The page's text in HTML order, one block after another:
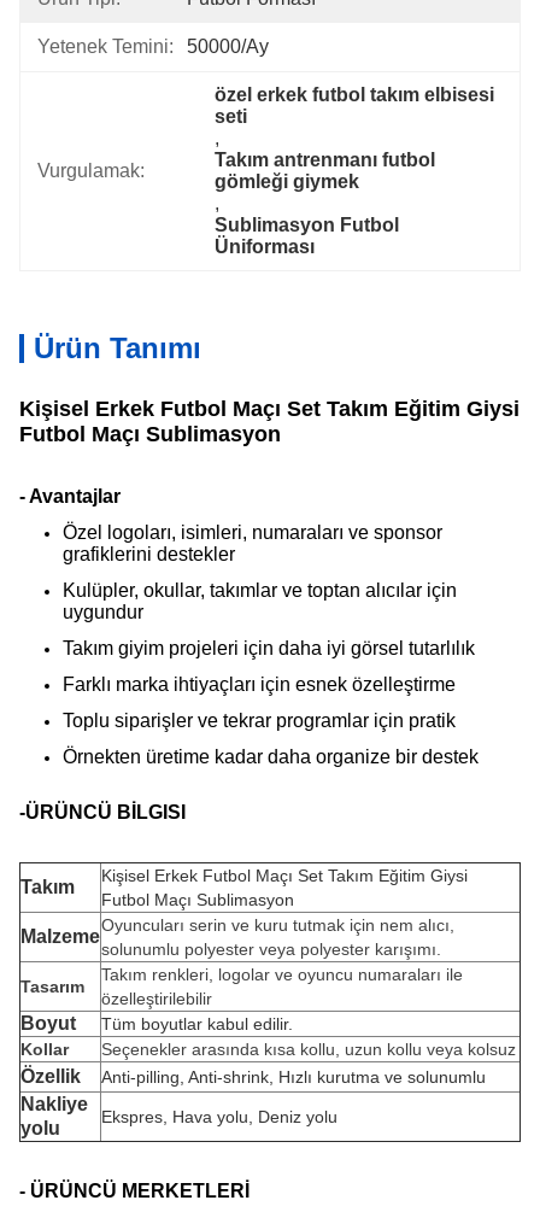
Yetenek Temini: 50000/ay
Vurgulamak:
özel erkek futbol takım elbisesi
seti
,
Takım antrenmanı futbol
gömleği giymek
,
Sublimasyon Futbol
Üniforması
Ürün Tanımı
Kişisel Erkek Futbol Maçı Set Takım Eğitim Giysi
Futbol Maçı Sublimasyon
- Avantajlar
Özel logoları, isimleri, numaraları ve sponsor
grafiklerini destekler
Kulüpler, okullar, takımlar ve toptan alıcılar için
uygundur
Takım giyim projeleri için daha iyi görsel tutarlılık
Farklı marka ihtiyaçları için esnek özelleştirme
Toplu siparişler ve tekrar programlar için pratik
Örnekten üretime kadar daha organize bir destek
-ÜRÜNCÜ BİLGISI
Takım
Kişisel Erkek Futbol Maçı Set Takım Eğitim Giysi
Futbol Maçı Sublimasyon
Malzeme
Oyuncuları serin ve kuru tutmak için nem alıcı,
solunumlu polyester veya polyester karışımı.
Tasarım
Takım renkleri, logolar ve oyuncu numaraları ile
özelleştirilebilir
Boyut
Tüm boyutlar kabul edilir.
Kollar
Seçenekler arasında kısa kollu, uzun kollu veya kolsuz
Özellik Anti-pilling, Anti-shrink, Hızlı kurutma ve solunumlu
Nakliye
yolu
Ekspres, Hava yolu, Deniz yolu
- ÜRÜNCÜ MERKETLERİ